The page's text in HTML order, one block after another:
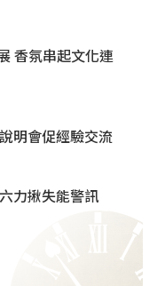
香氛串起文化連
明會促經驗交流
力揪失能警訊